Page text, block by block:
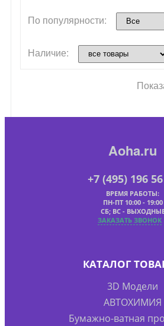
По популярности:
Наличие:
Aoha.ru
+7 (495) 196
ВРЕМЯ РАБОТЫ:
ПН-ПТ 10:00 - 19:00
СБ; ВС -
ЗАКАЗАТЬ ЗВОНОК
КАТАЛОГ
3D Модели
АВТОХИМИЯ
Бумажно-ватная